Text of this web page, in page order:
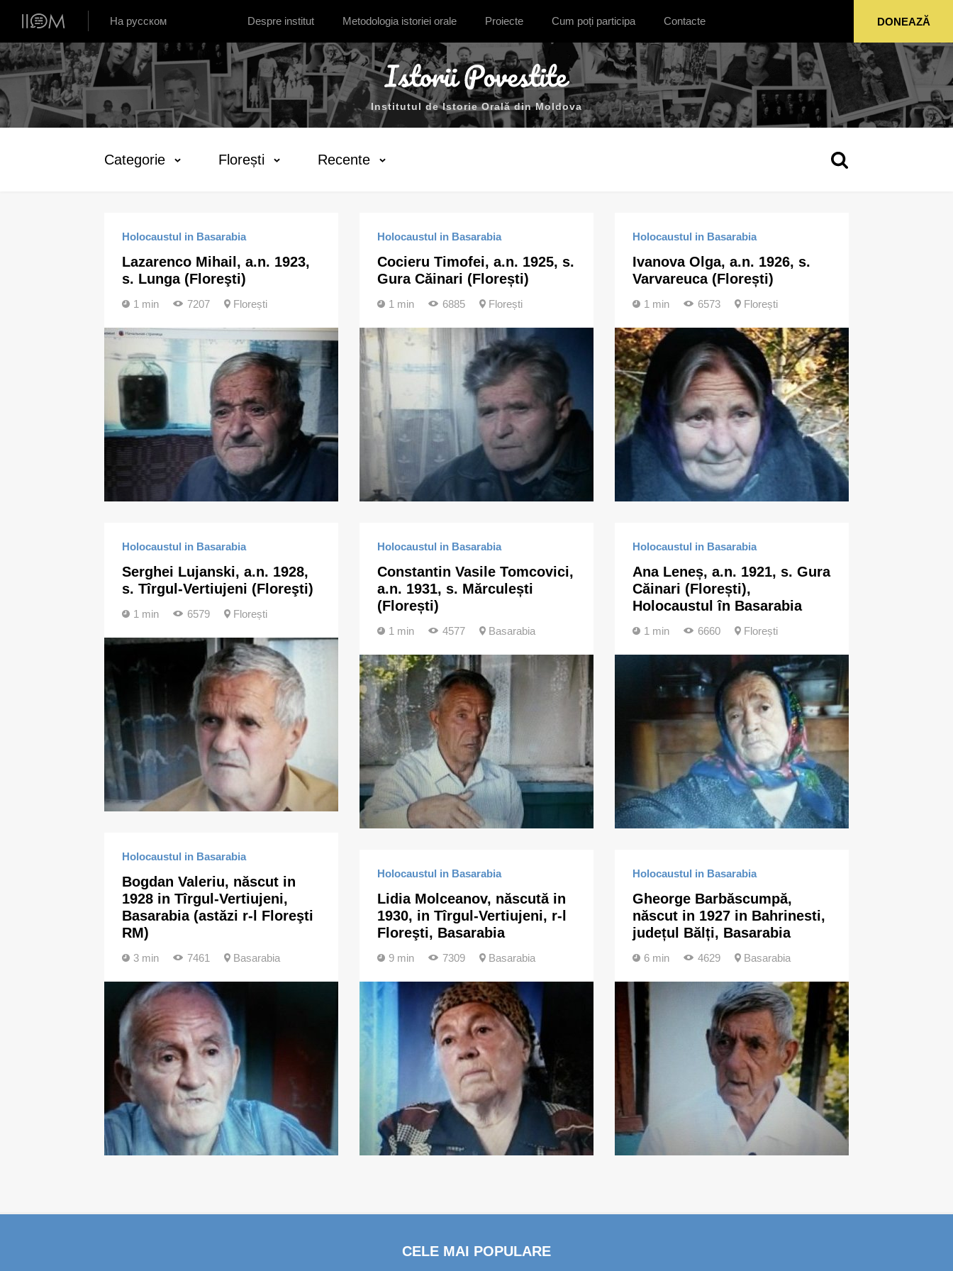
Institutul de Istorie Orală din Moldova
На русском Despre institut Metodologia istoriei orale Proiecte Cum poți participa Contacte DONEAZĂ
Institutul de Istorie Orală din Moldova
Categorie Florești Recente
Holocaustul in Basarabia
Lazarenco Mihail, a.n. 1923,
s. Lunga (Floreşti)
1 min 7207 Florești
Holocaustul in Basarabia
Cocieru Timofei, a.n. 1925, s.
Gura Căinari (Florești)
1 min 6885 Florești
Holocaustul in Basarabia
Ivanova Olga, a.n. 1926, s.
Varvareuca (Florești)
1 min 6573 Florești
Holocaustul in Basarabia
Serghei Lujanski, a.n. 1928,
s. Tîrgul-Vertiujeni (Floreşti)
1 min 6579 Florești
Holocaustul in Basarabia
Constantin Vasile Tomcovici,
a.n. 1931, s. Mărculești
(Florești)
1 min 4577 Basarabia
Holocaustul in Basarabia
Ana Leneș, a.n. 1921, s. Gura
Căinari (Florești),
Holocaustul în Basarabia
1 min 6660 Florești
Holocaustul in Basarabia
Bogdan Valeriu, născut in
1928 in Tîrgul-Vertiujeni,
Basarabia (astăzi r-l Floreşti
RM)
3 min 7461 Basarabia
Holocaustul in Basarabia
Lidia Molceanov, născută in
1930, in Tîrgul-Vertiujeni, r-l
Floreşti, Basarabia
9 min 7309 Basarabia
Holocaustul in Basarabia
Gheorge Barbăscumpă,
născut in 1927 in Bahrinesti,
județul Bălți, Basarabia
6 min 4629 Basarabia
CELE MAI POPULARE